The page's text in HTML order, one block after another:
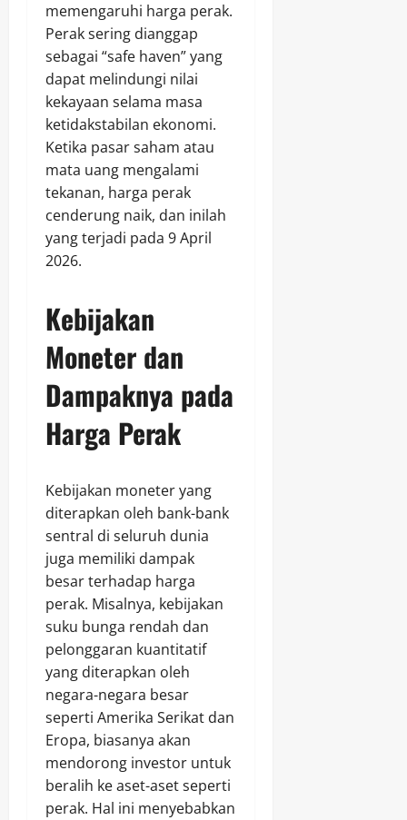
memengaruhi harga perak.
Perak sering dianggap
sebagai “safe haven” yang
dapat melindungi nilai
kekayaan selama masa
ketidakstabilan ekonomi.
Ketika pasar saham atau
mata uang mengalami
tekanan, harga perak
cenderung naik, dan inilah
yang terjadi pada 9 April
2026.
Kebijakan
Moneter dan
Dampaknya pada
Harga Perak
Kebijakan moneter yang
diterapkan oleh bank-bank
sentral di seluruh dunia
juga memiliki dampak
besar terhadap harga
perak. Misalnya, kebijakan
suku bunga rendah dan
pelonggaran kuantitatif
yang diterapkan oleh
negara-negara besar
seperti Amerika Serikat dan
Eropa, biasanya akan
mendorong investor untuk
beralih ke aset-aset seperti
perak. Hal ini menyebabkan